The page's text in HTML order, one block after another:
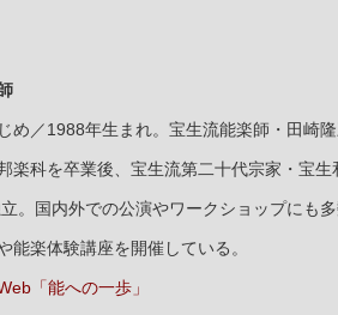
／1988年生まれ。宝生流能楽師・田崎
楽科を卒業後、宝生流第二十代宗家・宝生
。国内外での公演やワークショップにも
能楽体験講座を開催している。
「能への一歩」